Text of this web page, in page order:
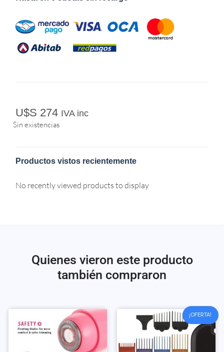
U$S 274 IVA inc
Sin existencias
Productos vistos recientemente
No recently viewed products to display
Quienes vieron este producto
también compraron
¡OFERTA!